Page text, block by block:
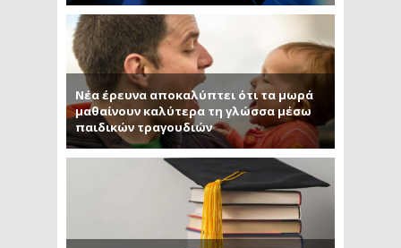
Νέα έρευνα αποκαλύπτει ότι τα μωρά
μαθαίνουν καλύτερα τη γλώσσα μέσω
παιδικών τραγουδιών